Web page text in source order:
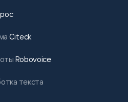
Citeck
Robovoice
текста